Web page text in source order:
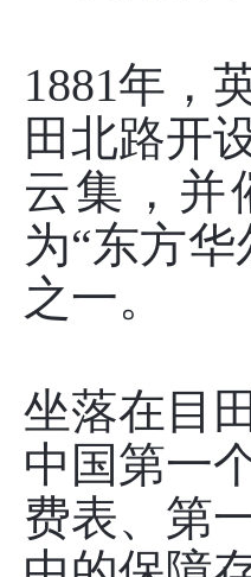
1881年，
田北路开
云集，并
为“东方
之一。
坐落在目
中国第一
费表、第